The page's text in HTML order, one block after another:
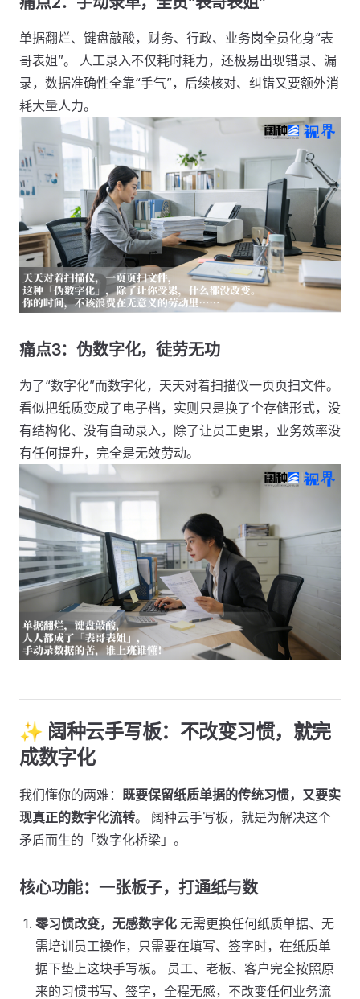
单据翻烂、键盘敲酸，财务、行政、业务岗全员化身“表
哥表姐”。 人工录入不仅耗时耗力，还极易出现错录、漏
录，数据准确性全靠“手气”，后续核对、纠错又要额外消
耗大量人力。
痛点3：伪数字化，徒劳无功
为了“数字化”而数字化，天天对着扫描仪一页页扫文件。
看似把纸质变成了电子档，实则只是换了个存储形式，没
有结构化、没有自动录入，除了让员工更累，业务效率没
有任何提升，完全是无效劳动。
✨ 阔种云手写板：不改变习惯，就完
成数字化
我们懂你的两难： 既要保留纸质单据的传统习惯，又要实
现真正的数字化流转。 阔种云手写板，就是为解决这个
矛盾而生的「数字化桥梁」。
核心功能：一张板子，打通纸与数
零习惯改变，无感数字化 无需更换任何纸质单据、无
需培训员工操作，只需要在填写、签字时，在纸质单
据下垫上这块手写板。 员工、老板、客户完全按照原
来的习惯书写、签字，全程无感，不改变任何业务流